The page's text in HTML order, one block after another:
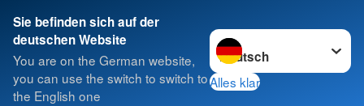
Sie befinden sich auf der
deutschen Website
You are on the German website,
you can use the switch to switch to
the English one
Sprache wechseln zu
Alles klar